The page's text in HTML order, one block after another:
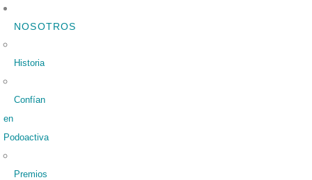
NOSOTROS
Historia
Confían
en
Podoactiva
Premios